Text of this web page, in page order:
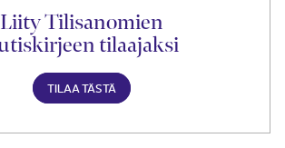
Liity Tilisanomien
tilaajaksi
TILAA TÄSTÄ